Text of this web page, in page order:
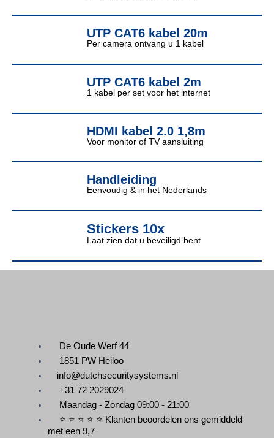
UTP CAT6 kabel 20m
Per camera ontvang u 1 kabel
UTP CAT6 kabel 2m
1 kabel per set voor het internet
HDMI kabel 2.0 1,8m
Voor monitor of TV aansluiting
Handleiding
Eenvoudig & in het Nederlands
Stickers 10x
Laat zien dat u beveiligd bent
De Oude Werf 44
1851 PW Heiloo
info@dutchsecuritysystems.nl
+31 72 2029024
Maandag - Zondag 09:00 - 21:00
⭐ ⭐ ⭐ ⭐ ⭐ Klanten beoordelen ons gemiddeld
met een 9,7